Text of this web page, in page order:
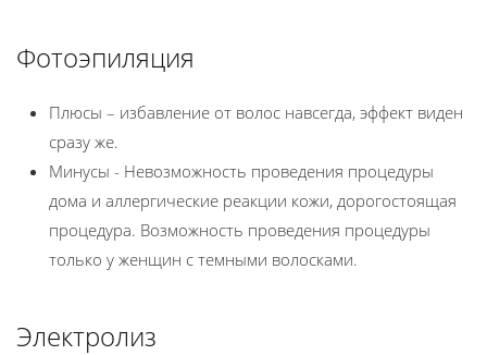
Фотоэпиляция
Плюсы – избавление от волос навсегда, эффект виден
сразу же.
Минусы - Невозможность проведения процедуры
дома и аллергические реакции кожи, дорогостоящая
процедура. Возможность проведения процедуры
только у женщин с темными волосками.
Электролиз